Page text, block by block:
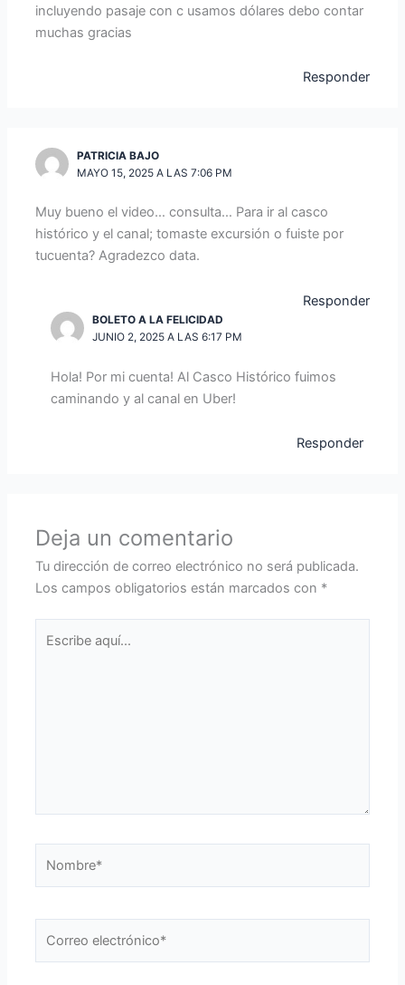
incluyendo pasaje con c usamos dólares debo contar
muchas gracias
Responder
PATRICIA BAJO
MAYO 15, 2025 A LAS 7:06 PM
Muy bueno el video… consulta… Para ir al casco
histórico y el canal; tomaste excursión o fuiste por
tucuenta? Agradezco data.
Responder
BOLETO A LA FELICIDAD
JUNIO 2, 2025 A LAS 6:17 PM
Hola! Por mi cuenta! Al Casco Histórico fuimos
caminando y al canal en Uber!
Responder
Deja un comentario
Tu dirección de correo electrónico no será publicada.
Los campos obligatorios están marcados con *
aquí...
electrónico*